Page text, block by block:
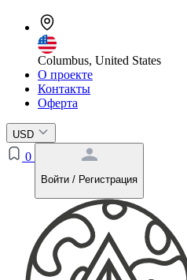
Columbus, United States
О проекте
Контакты
Оферта
USD
0
Войти / Регистрация